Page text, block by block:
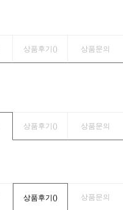
상품후기() 상품문의
상품후기() 상품문의
상품후기() 상품문의